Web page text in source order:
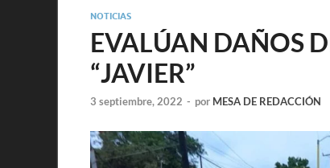
NOTICIAS
EVALÚAN DAÑOS
“JAVIER”
3 septiembre, 2022 - por MESA DE REDACCIÓN